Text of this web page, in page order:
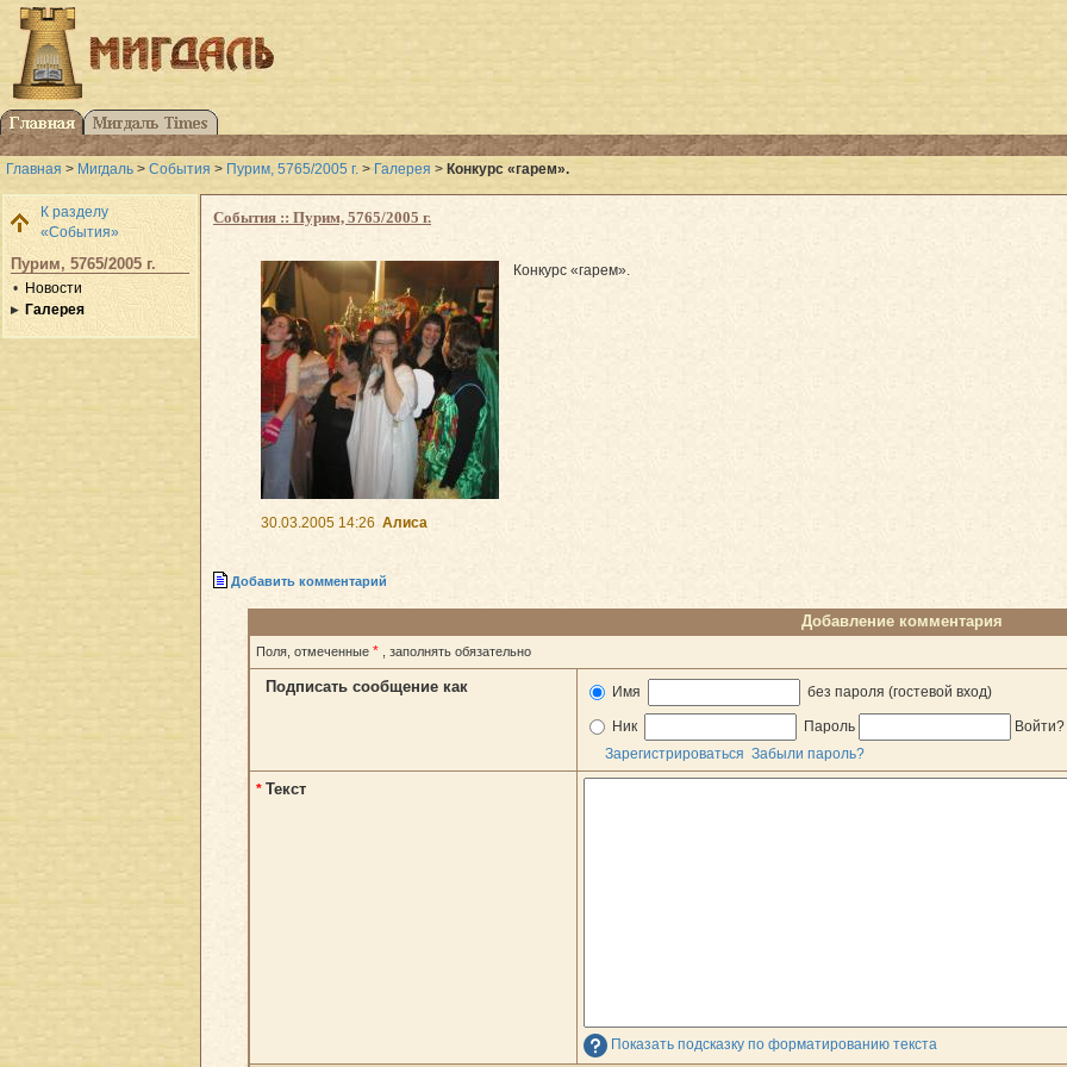
Главная > Мигдаль > События > Пурим, 5765/2005 г. > Галерея > Конкурс «гарем».
К разделу
«События»
Пурим, 5765/2005 г.
Новости
Галерея
События :: Пурим, 5765/2005 г.
Конкурс «гарем».
30.03.2005 14:26 Алиса
Добавить комментарий
Добавление комментария
Поля, отмеченные * , заполнять обязательно
Подписать сообщение как Имя без пароля (гостевой вход)
Ник Пароль
Войти?
Зарегистрироваться Забыли пароль?
* Текст
Показать подсказку по форматированию текста